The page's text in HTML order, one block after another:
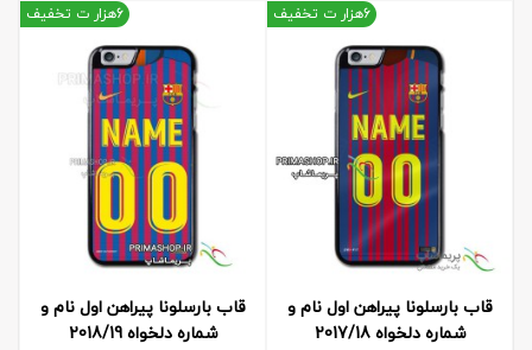
قاب بارسلونا پیراهن اول نام و
شماره دلخواه 2017/18
6هزار ت تخفیف
قاب بارسلونا پیراهن اول نام و
شماره دلخواه 2018/19
6هزار ت تخفیف